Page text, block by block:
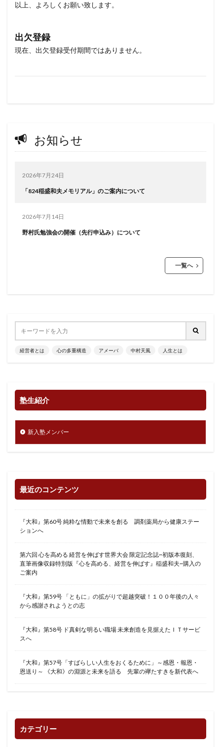
以上、よろしくお願い致します。
出欠登録
現在、出欠登録受付期間ではありません。
お知らせ
2026年7月24日
「824稲盛和夫メモリアル」のご案内について
2026年7月14日
野村氏勉強会の開催（先行申込み）について
一覧へ
経営者とは 心の多重構造 アメーバ 中村天風 人生とは
塾生紹介
新入塾メンバー
最近のコンテンツ
『大和』第60号 純粋な情動で未来を創る 調剤薬局から健康ステー
ションへ
第六回 心を高める 経営を伸ばす世界大会 限定記念誌~初版本復刻、
直筆画像収録特別版『心を高める、経営を伸ばす』稲盛和夫~購入の
ご案内
『大和』第59号 「ともに」の拡がりで超越突破！１００年後の人々
から感謝されようとの志
『大和』第58号 ド真剣な明るい職場 未来創造を見据えたＩＴサービ
スへ
『大和』第57号「すばらしい人生をおくるために」～感恩・報恩・
恩送り～ 《大和》の淵源と未来を語る 先輩の襷たすきを新代表へ
カテゴリー